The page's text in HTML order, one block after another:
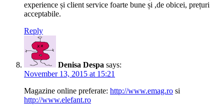
experience și client service foarte bune și ,de obicei, prețuri
acceptabile.
Reply
Denisa Despa says:
November 13, 2015 at 15:21
Magazine online preferate: http://www.emag.ro si
http://www.elefant.ro